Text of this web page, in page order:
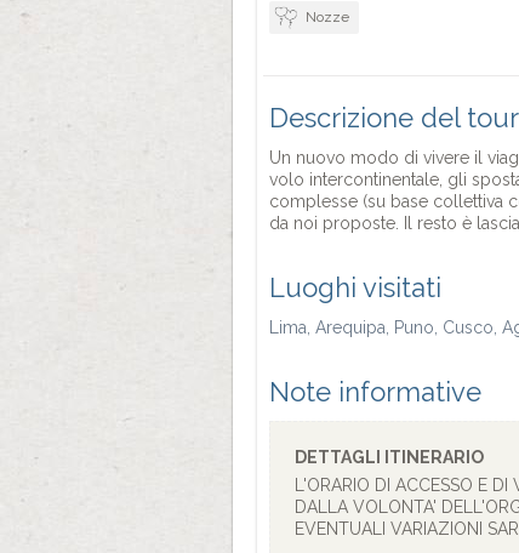
Nozze
Descrizione del tour
Un nuovo modo di vivere il
volo intercontinentale, gli
complesse (su base collettiva
da noi proposte. Il resto è
Luoghi visitati
Lima, Arequipa, Puno, Cusco,
Note informative
DETTAGLI ITINERARIO
L'ORARIO DI ACCESSO E
DALLA VOLONTA'
EVENTUALI VARIAZIONI